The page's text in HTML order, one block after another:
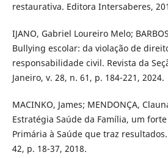
restaurativa. Editora Intersaberes,
IJANO, Gabriel Loureiro Melo;
Bullying escolar: da violação de
responsabilidade civil. Revista da
Janeiro, v. 28, n. 61, p. 184-221, 2024.
MACINKO, James; MENDONÇA,
Estratégia Saúde da Família, um
Primária à Saúde que traz
42, p. 18-37, 2018.